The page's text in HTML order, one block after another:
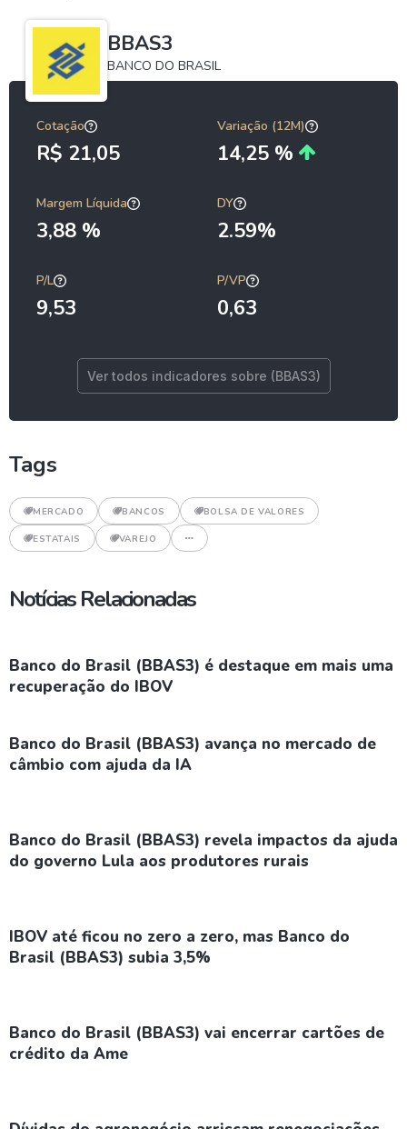
BBAS3
BANCO DO BRASIL
Cotação
R$ 21,05
Variação (12M)
14,25 %
Margem Líquida
3,88 %
DY
2.59%
P/L
9,53
P/VP
0,63
Ver todos indicadores sobre (BBAS3)
Tags
MERCADO BANCOS BOLSA DE VALORES
ESTATAIS VAREJO
Notícias Relacionadas
Banco do Brasil (BBAS3) é destaque em mais uma
recuperação do IBOV
Banco do Brasil (BBAS3) avança no mercado de
câmbio com ajuda da IA
Banco do Brasil (BBAS3) revela impactos da ajuda
do governo Lula aos produtores rurais
IBOV até ficou no zero a zero, mas Banco do
Brasil (BBAS3) subia 3,5%
Banco do Brasil (BBAS3) vai encerrar cartões de
crédito da Ame